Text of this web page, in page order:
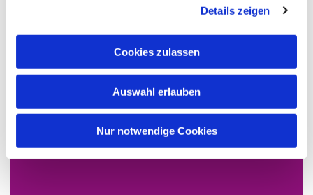
Details zeigen
Cookies zulassen
Auswahl erlauben
Nur notwendige Cookies
35260 Stadtallendorf,info@kirchengemeinde-